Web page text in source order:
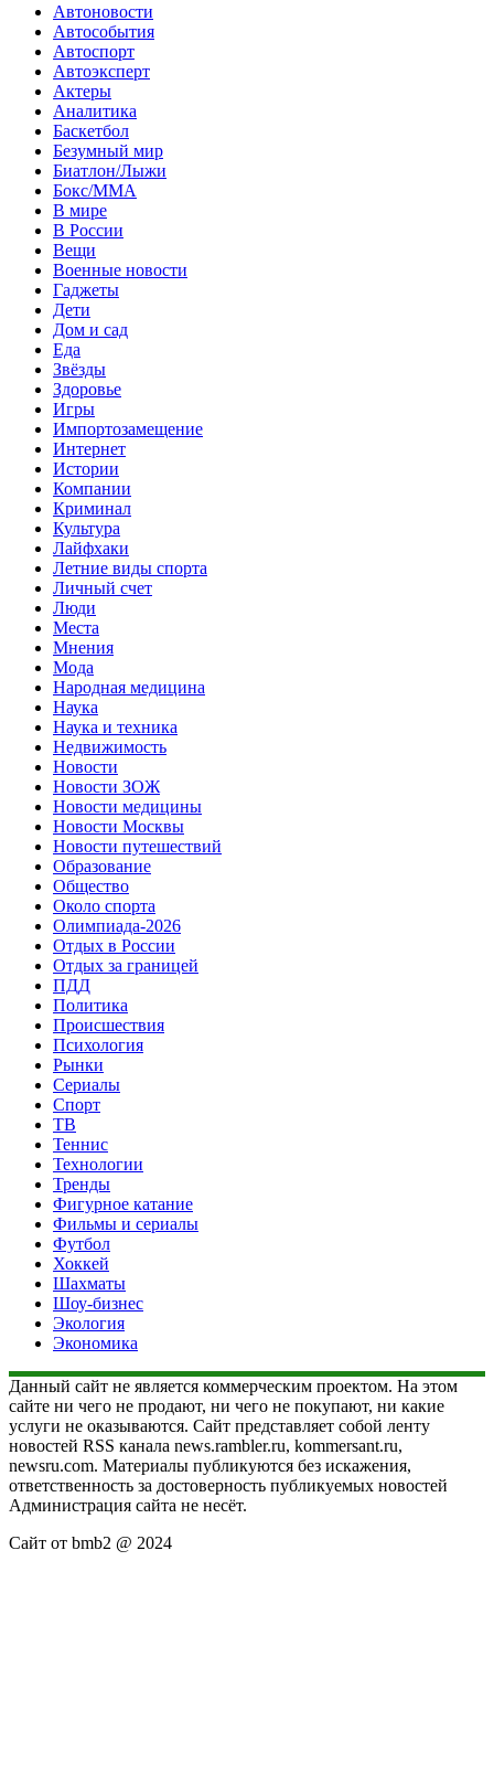
Автоновости
Автособытия
Автоспорт
Автоэксперт
Актеры
Аналитика
Баскетбол
Безумный мир
Биатлон/Лыжи
Бокс/MMA
В мире
В России
Вещи
Военные новости
Гаджеты
Дети
Дом и сад
Еда
Звёзды
Здоровье
Игры
Импортозамещение
Интернет
Истории
Компании
Криминал
Культура
Лайфхаки
Летние виды спорта
Личный счет
Люди
Места
Мнения
Мода
Народная медицина
Наука
Наука и техника
Недвижимость
Новости
Новости ЗОЖ
Новости медицины
Новости Москвы
Новости путешествий
Образование
Общество
Около спорта
Олимпиада-2026
Отдых в России
Отдых за границей
ПДД
Политика
Происшествия
Психология
Рынки
Сериалы
Спорт
ТВ
Теннис
Технологии
Тренды
Фигурное катание
Фильмы и сериалы
Футбол
Хоккей
Шахматы
Шоу-бизнес
Экология
Экономика
Данный сайт не является коммерческим проектом. На этом
сайте ни чего не продают, ни чего не покупают, ни какие
услуги не оказываются. Сайт представляет собой ленту
новостей RSS канала news.rambler.ru, kommersant.ru,
newsru.com. Материалы публикуются без искажения,
ответственность за достоверность публикуемых новостей
Администрация сайта не несёт.
Сайт от bmb2 @ 2024